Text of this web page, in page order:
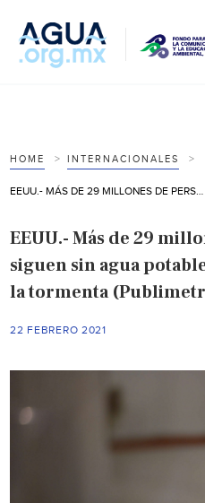
HOME INTERNACIONALES
EEUU.- Más de 29
siguen sin agua
la tormenta
22 FEBRERO 2021